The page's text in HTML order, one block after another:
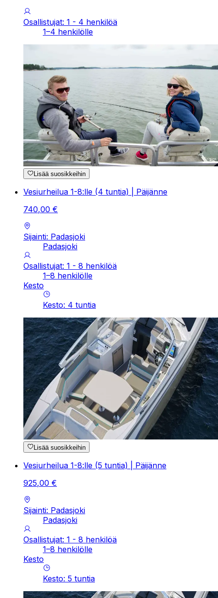
Osallistujat: 1 - 4 henkilöä
1–4 henkilölle
Lisää suosikkeihin
Vesiurheilua 1-8:lle (4 tuntia) | Päijänne
740,00 €
Sijainti: Padasjoki
Padasjoki
Osallistujat: 1 - 8 henkilöä
1–8 henkilölle
Kesto
Kesto: 4 tuntia
Lisää suosikkeihin
Vesiurheilua 1-8:lle (5 tuntia) | Päijänne
925,00 €
Sijainti: Padasjoki
Padasjoki
Osallistujat: 1 - 8 henkilöä
1–8 henkilölle
Kesto
Kesto: 5 tuntia